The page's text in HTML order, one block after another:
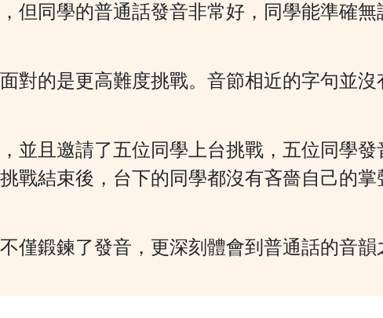
但同學的普通話發音非常好，同學能準確無
對的是更高難度挑戰。音節相近的字句並
並且邀請了五位同學上台挑戰，五位同學
戰結束後，台下的同學都沒有吝嗇自己的掌
僅鍛鍊了發音，更深刻體會到普通話的音韻